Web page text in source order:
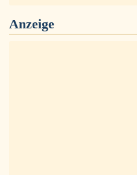
Anzeige